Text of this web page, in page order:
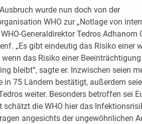
wurde nun doch von der
WHO zur „Notlage von
Generaldirektor Tedros Adhanom
„Es gibt eindeutig das Risiko einer
das Risiko einer
bleibt“, sagte er. Inzwischen seien
in 75 Ländern bestätigt, außerdem
weiter. Besonders betroffen sei
schätzt die WHO hier das
angesichts der ungewöhnlichen